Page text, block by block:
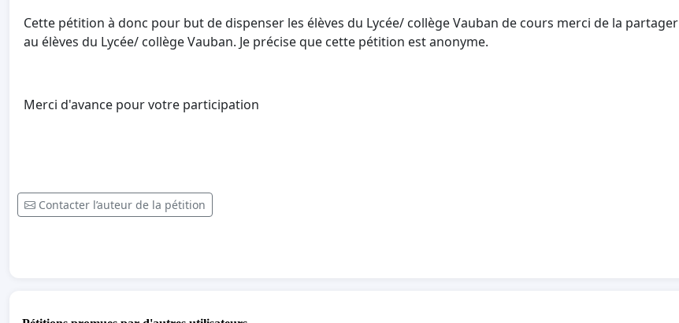
Cette pétition à donc pour but de dispenser les élèves du Lycée/ collège Vauban de cours merci de la partager
au élèves du Lycée/ collège Vauban. Je précise que cette pétition est anonyme.
Merci d'avance pour votre participation
Contacter l’auteur de la pétition